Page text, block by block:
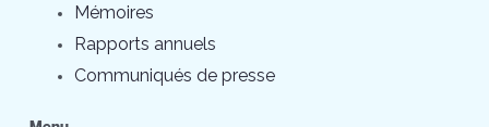
Mémoires
Rapports annuels
Communiqués de presse